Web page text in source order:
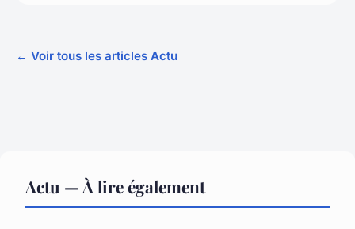
← Voir tous les articles Actu
Actu — À lire également